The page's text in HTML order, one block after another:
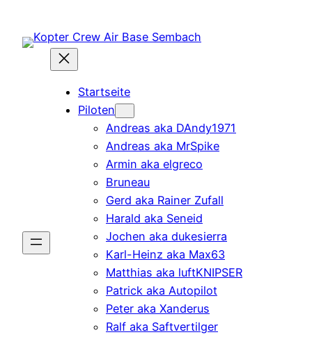
Inhalt
springen
Startseite
Piloten
Andreas aka DAndy1971
Andreas aka MrSpike
Armin aka elgreco
Bruneau
Gerd aka Rainer Zufall
Harald aka Seneid
Jochen aka dukesierra
Karl-Heinz aka Max63
Matthias aka luftKNIPSER
Patrick aka Autopilot
Peter aka Xanderus
Ralf aka Saftvertilger